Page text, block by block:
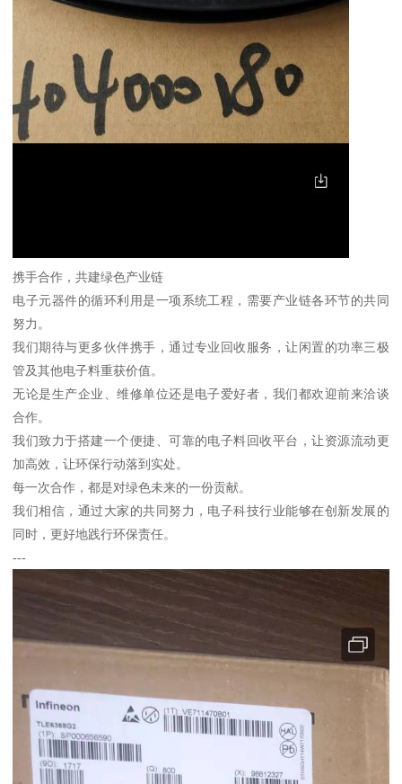
携手合作，共建绿色产业链
电子元器件的循环利用是一项系统工程，需要产业链各环节的共同
努力。
我们期待与更多伙伴携手，通过专业回收服务，让闲置的功率三极
管及其他电子料重获价值。
无论是生产企业、维修单位还是电子爱好者，我们都欢迎前来洽谈
合作。
我们致力于搭建一个便捷、可靠的电子料回收平台，让资源流动更
加高效，让环保行动落到实处。
每一次合作，都是对绿色未来的一份贡献。
我们相信，通过大家的共同努力，电子科技行业能够在创新发展的
同时，更好地践行环保责任。
---